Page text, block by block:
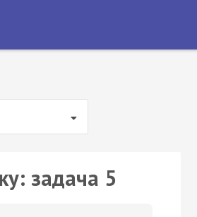
задача 5